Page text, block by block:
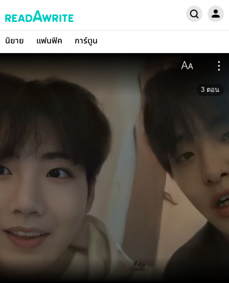
นิยาย แฟนฟิค การ์ตูน
3 ตอน